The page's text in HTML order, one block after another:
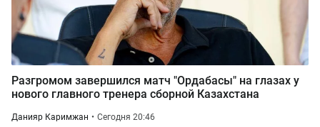
Разгромом завершился матч "Ордабасы" на глазах у
нового главного тренера сборной Казахстана
Данияр Каримжан Сегодня 20:46